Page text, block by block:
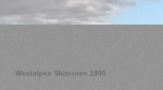
Westalpen Skitouren 1996